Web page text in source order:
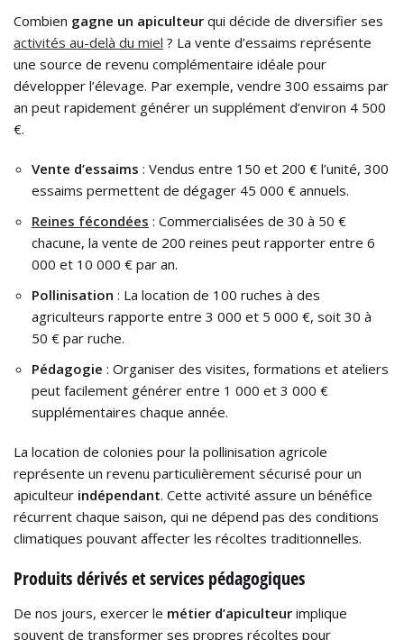
Combien gagne un apiculteur qui décide de diversifier ses
activités au-delà du miel ? La vente d’essaims représente
une source de revenu complémentaire idéale pour
développer l’élevage. Par exemple, vendre 300 essaims par
an peut rapidement générer un supplément d’environ 4 500
€.
Vente d’essaims : Vendus entre 150 et 200 € l’unité, 300
essaims permettent de dégager 45 000 € annuels.
Reines fécondées : Commercialisées de 30 à 50 €
chacune, la vente de 200 reines peut rapporter entre 6
000 et 10 000 € par an.
Pollinisation : La location de 100 ruches à des
agriculteurs rapporte entre 3 000 et 5 000 €, soit 30 à
50 € par ruche.
Pédagogie : Organiser des visites, formations et ateliers
peut facilement générer entre 1 000 et 3 000 €
supplémentaires chaque année.
La location de colonies pour la pollinisation agricole
représente un revenu particulièrement sécurisé pour un
apiculteur indépendant. Cette activité assure un bénéfice
récurrent chaque saison, qui ne dépend pas des conditions
climatiques pouvant affecter les récoltes traditionnelles.
Produits dérivés et services pédagogiques
De nos jours, exercer le métier d’apiculteur implique
souvent de transformer ses propres récoltes pour